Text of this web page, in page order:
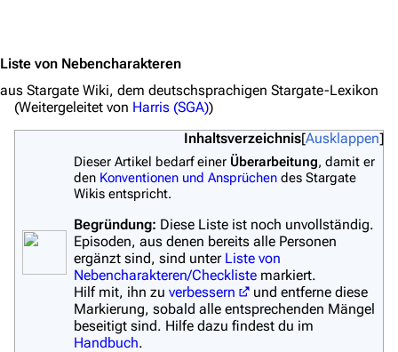
Liste von Nebencharakteren
aus Stargate Wiki, dem deutschsprachigen Stargate-Lexikon
(Weitergeleitet von Harris (SGA))
Ausklappen
Inhaltsverzeichnis
Dieser Artikel bedarf einer Überarbeitung, damit er
den Konventionen und Ansprüchen des Stargate
Wikis entspricht.
Begründung: Diese Liste ist noch unvollständig.
Episoden, aus denen bereits alle Personen
ergänzt sind, sind unter Liste von
Nebencharakteren/Checkliste markiert.
Hilf mit, ihn zu verbessern
und entferne diese
Markierung, sobald alle entsprechenden Mängel
beseitigt sind. Hilfe dazu findest du im
Handbuch.